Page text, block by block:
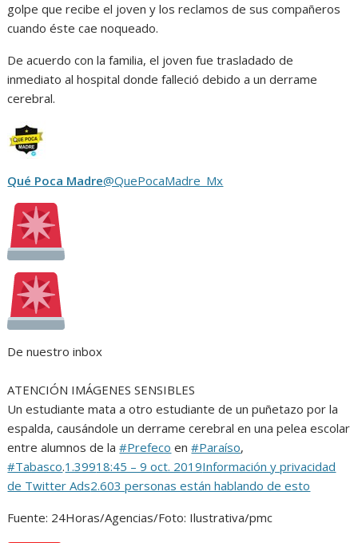
golpe que recibe el joven y los reclamos de sus compañeros
cuando éste cae noqueado.
De acuerdo con la familia, el joven fue trasladado de
inmediato al hospital donde falleció debido a un derrame
cerebral.
Qué Poca Madre@QuePocaMadre_Mx
De nuestro inbox
ATENCIÓN IMÁGENES SENSIBLES
Un estudiante mata a otro estudiante de un puñetazo por la
espalda, causándole un derrame cerebral en una pelea escolar
entre alumnos de la#Prefeco en#Paraíso,
#Tabasco.1.39918:45 – 9 oct. 2019Información y privacidad
de Twitter Ads2.603 personas están hablando de esto
Fuente: 24Horas/Agencias/Foto: Ilustrativa/pmc